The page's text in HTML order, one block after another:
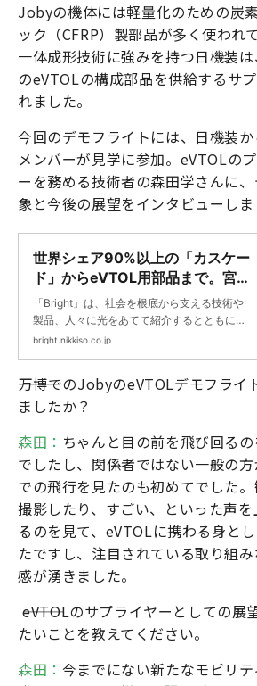
Jobyの機体には軽量化のための炭
ック（CFRP）製部品が多く使われ
一体成形技術に強みを持つ日機装
のeVTOLの構成部品を供給するサ
れました。
今回のデモフライトには、日機装
メンバーが見学に参加。eVTOLの
ーを務める技術者の森田学さんに
象と今後の展望をインタビューしま
世界シェア90%以上の「カスケー
ド」からeVTOL用部品まで。宮崎
日機装 航空宇宙工場が挑む、空の
移動への飽くなき挑戦 ｜Bright
「Bright」は、社会を根底から支える技術や
製品、人々に光をあてて紹介するとともに、
未来に向けて挑戦する日機装の取り組みを紹
bright.nikkiso.co.jp
―――万博でのJobyのeVTOLデモフラ
ましたか？
森田： ちゃんと目の前を飛び回る
でしたし、関係者ではない一般の
での飛行を見たのも初めてでした
撮影したり、すごい、といった声
るのを見て、eVTOLに携わる身と
たですし、注目されている取り組
感が湧きました。
―――eVTOLのサプライヤーとしての
たいことを教えてください。
森田： 今までにない新たなモビリ